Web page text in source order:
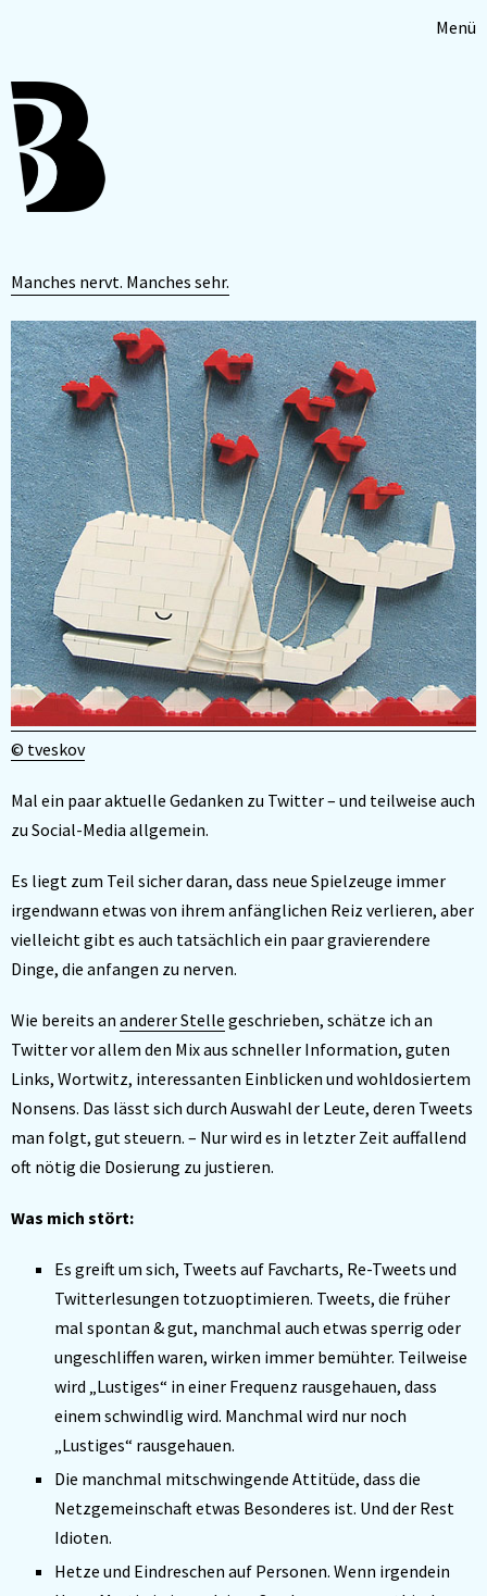
Menü
Manches nervt. Manches sehr.
© tveskov
Mal ein paar aktuelle Gedanken zu Twitter – und teilweise auch
zu Social-Media allgemein.
Es liegt zum Teil sicher daran, dass neue Spielzeuge immer
irgendwann etwas von ihrem anfänglichen Reiz verlieren, aber
vielleicht gibt es auch tatsächlich ein paar gravierendere
Dinge, die anfangen zu nerven.
Wie bereits an anderer Stelle geschrieben, schätze ich an
Twitter vor allem den Mix aus schneller Information, guten
Links, Wortwitz, interessanten Einblicken und wohldosiertem
Nonsens. Das lässt sich durch Auswahl der Leute, deren Tweets
man folgt, gut steuern. – Nur wird es in letzter Zeit auffallend
oft nötig die Dosierung zu justieren.
Was mich stört:
Es greift um sich, Tweets auf Favcharts, Re-Tweets und
Twitterlesungen totzuoptimieren. Tweets, die früher
mal spontan & gut, manchmal auch etwas sperrig oder
ungeschliffen waren, wirken immer bemühter. Teilweise
wird „Lustiges“ in einer Frequenz rausgehauen, dass
einem schwindlig wird. Manchmal wird nur noch
„Lustiges“ rausgehauen.
Die manchmal mitschwingende Attitüde, dass die
Netzgemeinschaft etwas Besonderes ist. Und der Rest
Idioten.
Hetze und Eindreschen auf Personen. Wenn irgendein